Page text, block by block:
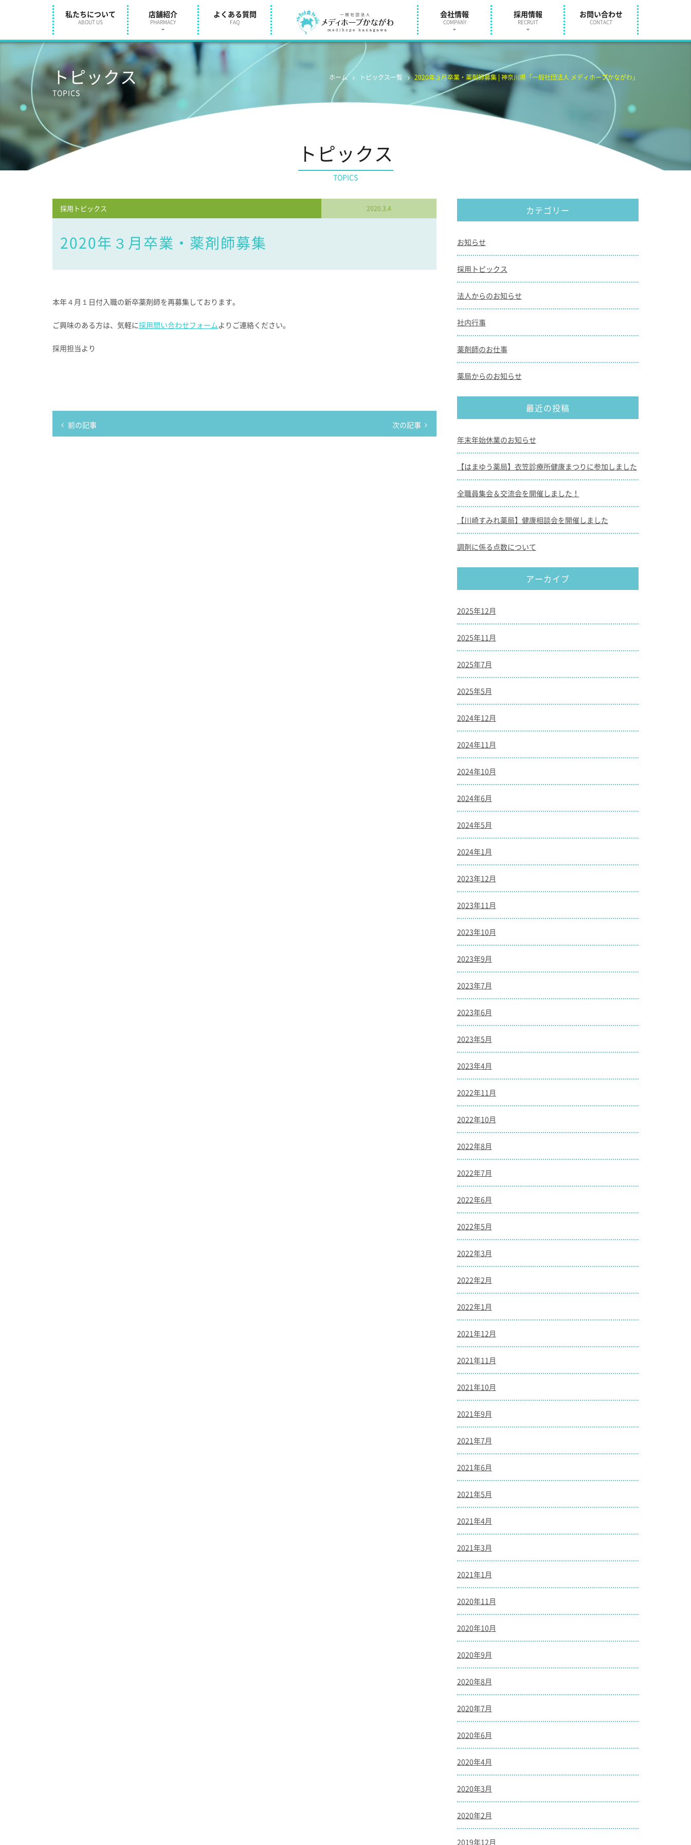
私たちについて
ABOUT US
店舗紹介
PHARMACY
よくある質問
FAQ
会社情報
COMPANY
採用情報
RECRUIT
お問い合わせ
CONTACT
トピックス
TOPICS
ホーム トピックス一覧 2020年３月卒業・薬剤師募集 | 神奈川県「一般社団法人 メディホープかながわ」
トピックス
TOPICS
採用トピックス 2020.3.4
2020年３月卒業・薬剤師募集
本年４月１日付入職の新卒薬剤師を再募集しております。
ご興味のある方は、気軽に採用問い合わせフォームよりご連絡ください。
採用担当より
前の記事 次の記事
カテゴリー
お知らせ
採用トピックス
法人からのお知らせ
社内行事
薬剤師のお仕事
薬局からのお知らせ
最近の投稿
年末年始休業のお知らせ
【はまゆう薬局】衣笠診療所健康まつりに参加しました
全職員集会＆交流会を開催しました！
【川崎すみれ薬局】健康相談会を開催しました
調剤に係る点数について
アーカイブ
2025年12月
2025年11月
2025年7月
2025年5月
2024年12月
2024年11月
2024年10月
2024年6月
2024年5月
2024年1月
2023年12月
2023年11月
2023年10月
2023年9月
2023年7月
2023年6月
2023年5月
2023年4月
2022年11月
2022年10月
2022年8月
2022年7月
2022年6月
2022年5月
2022年3月
2022年2月
2022年1月
2021年12月
2021年11月
2021年10月
2021年9月
2021年7月
2021年6月
2021年5月
2021年4月
2021年3月
2021年1月
2020年11月
2020年10月
2020年9月
2020年8月
2020年7月
2020年6月
2020年4月
2020年3月
2020年2月
2019年12月